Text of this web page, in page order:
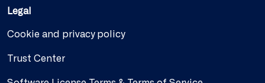
Legal
Cookie and privacy policy
Trust Center